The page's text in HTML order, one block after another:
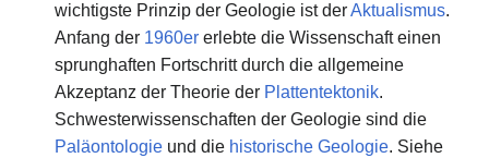
wichtigste Prinzip der Geologie ist derAktualismus.
Anfang der 1960ererlebte die Wissenschaft einen
sprunghaften Fortschritt durch die allgemeine
Akzeptanz der Theorie der Plattentektonik.
Schwesterwissenschaften der Geologie sind die
Paläontologieund die historische Geologie. Siehe